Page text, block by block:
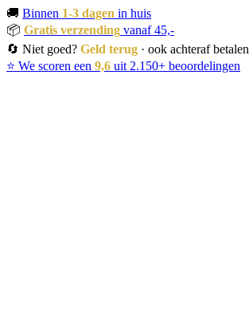
🚚 Binnen 1-3 dagen in huis
📦 Gratis verzending vanaf 45,-
🔄 Niet goed? Geld terug · ook achteraf betalen
⭐ We scoren een 9,6 uit 2.150+ beoordelingen